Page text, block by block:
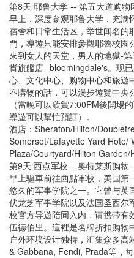
第8天 耶鲁大学 -- 第五大道购物
早上，深度参观耶鲁大学，充满
宿舍和日常生活区，举世闻名的
門，導遊只能安排參觀耶魯校
來到女人的天堂，男人的地獄-
貨旗艦店--bloomingdale's。现
心、文化中心、购物中心和旅遊
不購物的話，可以漫步遊覽中央
（當晚可以欣賞7:00PM後開場
導遊可以幫忙預訂）。
酒店：Sheraton/Hilton/
Somerset/Lafayette Yard Hote/
Plaza/Courtyard/Hilton Garden/
第9天 西点军校 – 奥特莱斯购物
早上驅車前往西點軍校，美国第
悠久的军事学院之一。它曾与英
伏龙芝军事学院以及法国圣西尔
校官方导遊陪同入内，请携带
伍德伯里。這裡是名牌折扣购物
户外环境设计独特，汇集众多
& Gabbana, Fendi, Prada等，